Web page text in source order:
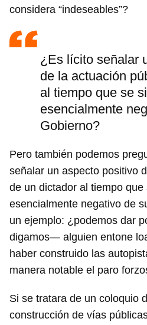
considera “indeseables”?
¿Es lícito señalar
de la actuación
al tiempo que se
esencialmente
Gobierno?
Pero también podemos
señalar un aspecto positivo
de un dictador al tiempo
esencialmente negativo de
un ejemplo: ¿podemos dar
digamos— alguien entone
haber construido las
manera notable el paro
Si se tratara de un coloquio
construcción de vías